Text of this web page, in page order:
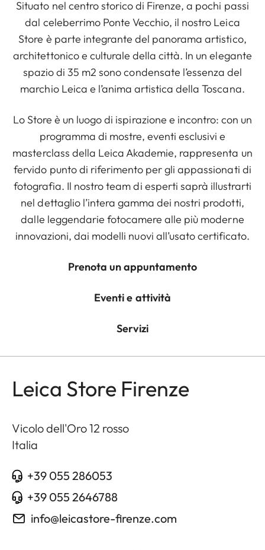
Situato nel centro storico di Firenze, a pochi passi
dal celeberrimo Ponte Vecchio, il nostro Leica
Store è parte integrante del panorama artistico,
architettonico e culturale della città. In un elegante
spazio di 35 m2 sono condensate l’essenza del
marchio Leica e l’anima artistica della Toscana.
Lo Store è un luogo di ispirazione e incontro: con un
programma di mostre, eventi esclusivi e
masterclass della Leica Akademie, rappresenta un
fervido punto di riferimento per gli appassionati di
fotografia. Il nostro team di esperti saprà illustrarti
nel dettaglio l’intera gamma dei nostri prodotti,
dalle leggendarie fotocamere alle più moderne
innovazioni, dai modelli nuovi all’usato certificato.
Prenota un appuntamento
Eventi e attività
Servizi
Leica Store Firenze
Vicolo dell'Oro 12 rosso
Italia
+39 055 286053
+39 055 2646788
info@leicastore-firenze.com